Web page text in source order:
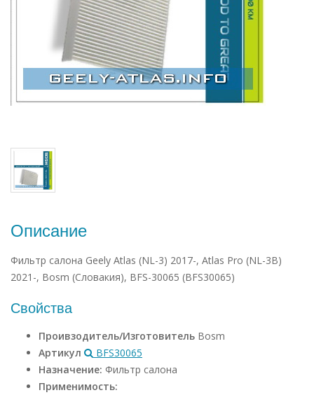
Описание
Фильтр салона Geely Atlas (NL-3) 2017-, Atlas Pro (NL-3B)
2021-, Bosm (Словакия), BFS-30065 (BFS30065)
Свойства
Проивзодитель/Изготовитель Bosm
Артикул
BFS30065
Назначение: Фильтр салона
Применимость: